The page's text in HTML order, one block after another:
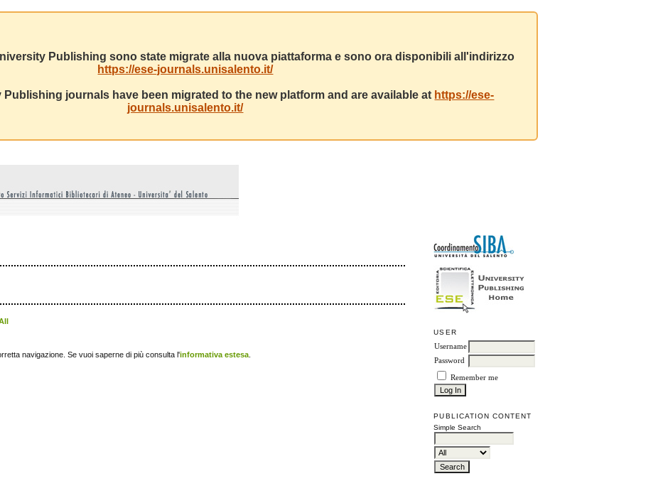
Publishing sono state migrate alla nuova piattaforma e sono ora disponibili all'indirizzo
https://ese-journals.unisalento.it/
Publishing journals have been migrated to the new platform and are available at https://ese-
journals.unisalento.it/
USER
Username
Password
Remember me
PUBLICATION CONTENT
Simple Search
navigazione. Se vuoi saperne di più consulta l'informativa estesa